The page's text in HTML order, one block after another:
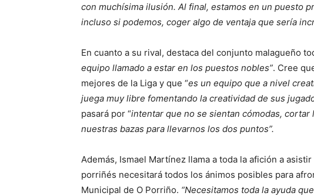
con muchísima ilusión. Al final, estamos en un puesto
incluso si podemos, coger algo de ventaja que sería
En cuanto a su rival, destaca del conjunto malagueño
equipo llamado a estar en los puestos nobles”. Cree
mejores de la Liga y que “es un equipo que a nivel
juega muy libre fomentando la creatividad de sus
pasará por “intentar que no se sientan cómodas,
nuestras bazas para llevarnos los dos puntos”.
Además, Ismael Martínez llama a toda la afición a
porriñés necesitará todos los ánimos posibles para
Municipal de O Porriño. “Necesitamos toda la ayuda